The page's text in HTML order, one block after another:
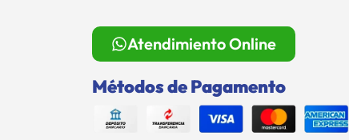
Atendimiento Online
Métodos de Pagamento